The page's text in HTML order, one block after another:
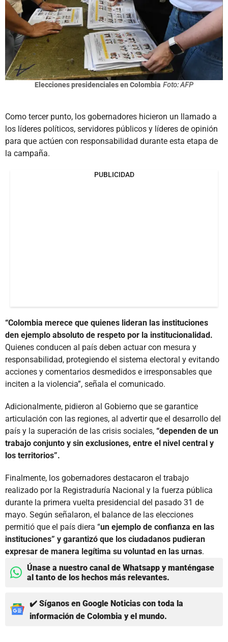
Elecciones presidenciales en Colombia Foto: AFP
Como tercer punto, los gobernadores hicieron un llamado a
los líderes políticos, servidores públicos y líderes de opinión
para que actúen con responsabilidad durante esta etapa de
la campaña.
PUBLICIDAD
“Colombia merece que quienes lideran las instituciones
den ejemplo absoluto de respeto por la institucionalidad.
Quienes conducen al país deben actuar con mesura y
responsabilidad, protegiendo el sistema electoral y evitando
acciones y comentarios desmedidos e irresponsables que
inciten a la violencia”, señala el comunicado.
Adicionalmente, pidieron al Gobierno que se garantice
articulación con las regiones, al advertir que el desarrollo del
país y la superación de las crisis sociales, “dependen de un
trabajo conjunto y sin exclusiones, entre el nivel central y
los territorios”.
Finalmente, los gobernadores destacaron el trabajo
realizado por la Registraduría Nacional y la fuerza pública
durante la primera vuelta presidencial del pasado 31 de
mayo. Según señalaron, el balance de las elecciones
permitió que el país diera “un ejemplo de confianza en las
instituciones” y garantizó que los ciudadanos pudieran
expresar de manera legítima su voluntad en las urnas.
Únase a nuestro canal de Whatsapp y manténgase
al tanto de los hechos más relevantes.
✔️ Síganos en Google Noticias con toda la
información de Colombia y el mundo.